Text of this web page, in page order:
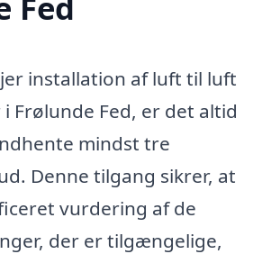
installation af luft til luft
Frølunde Fed, er det altid
mindst tre
Denne tilgang sikrer, at
vurdering af de
der er tilgængelige,